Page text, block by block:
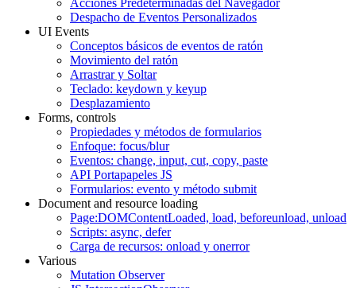
Acciones Predeterminadas del Navegador
Despacho de Eventos Personalizados
UI Events
Conceptos básicos de eventos de ratón
Movimiento del ratón
Arrastrar y Soltar
Teclado: keydown y keyup
Desplazamiento
Forms, controls
Propiedades y métodos de formularios
Enfoque: focus/blur
Eventos: change, input, cut, copy, paste
API Portapapeles JS
Formularios: evento y método submit
Document and resource loading
Page:DOMContentLoaded, load, beforeunload, unload
Scripts: async, defer
Carga de recursos: onload y onerror
Various
Mutation Observer